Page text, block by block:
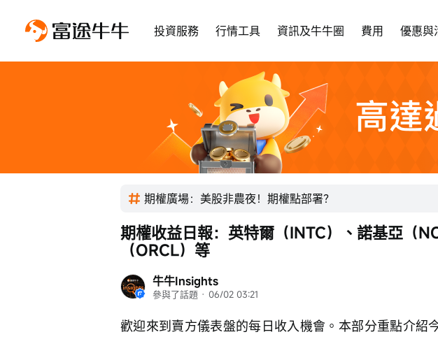
投資服務 行情工具 資訊及牛牛圈 費用 優惠與
期權廣場：美股非農夜！期權點部署？
牛牛Insights
參與了話題 · 06/02 03:21
期權收益日報：英特爾（INTC）、諾基亞（
（ORCL）等
歡迎來到賣方儀表盤的每日收入機會。本部分重點介紹